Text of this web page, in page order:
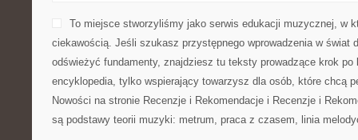
To miejsce stworzyliśmy jako serwis edukacji muzycznej, w
ciekawością. Jeśli szukasz przystępnego wprowadzenia w świat
odświeżyć fundamenty, znajdziesz tu teksty prowadzące krok po
encyklopedia, tylko wspierający towarzysz dla osób, które chcą
Nowości na stronie Recenzje i Rekomendacje i Recenzje i
są podstawy teorii muzyki: metrum, praca z czasem, linia